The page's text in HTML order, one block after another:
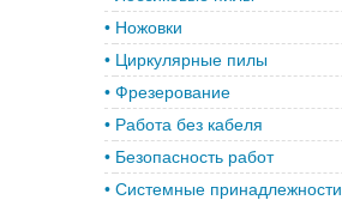
• Ножовки
• Циркулярные пилы
• Фрезерование
• Работа без кабеля
• Безопасность работ
• Системные принадлежности